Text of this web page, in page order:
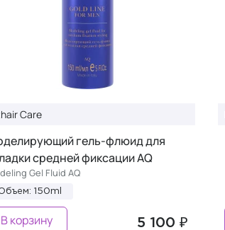
Care
гель-флюид для
средней фиксации AQ
Gel Fluid AQ
150ml
5 100 ₽
В корзину